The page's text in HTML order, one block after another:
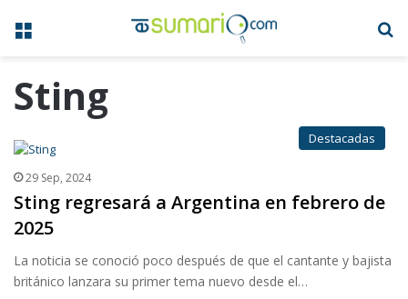
Menú
Sting
Destacadas
29 Sep, 2024
Sting regresará a Argentina en febrero de
2025
La noticia se conoció poco después de que el cantante y bajista
británico lanzara su primer tema nuevo desde el…